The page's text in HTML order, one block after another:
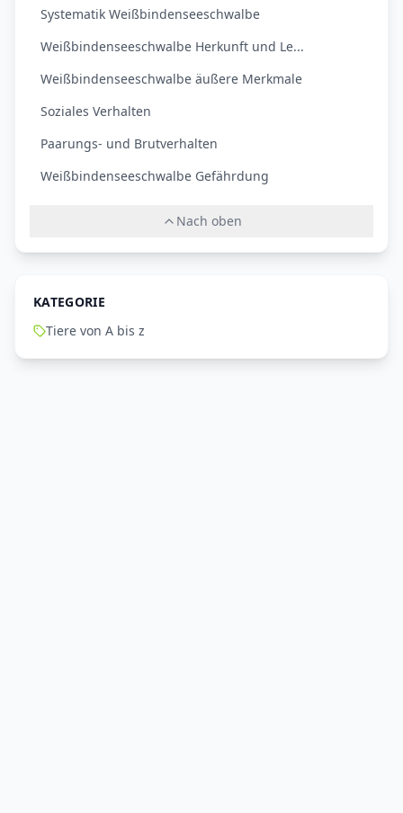
Systematik Weißbindenseeschwalbe
Weißbindenseeschwalbe Herkunft und Le...
Weißbindenseeschwalbe äußere Merkmale
Soziales Verhalten
Paarungs- und Brutverhalten
Weißbindenseeschwalbe Gefährdung
Nach oben
KATEGORIE
Tiere von A bis z